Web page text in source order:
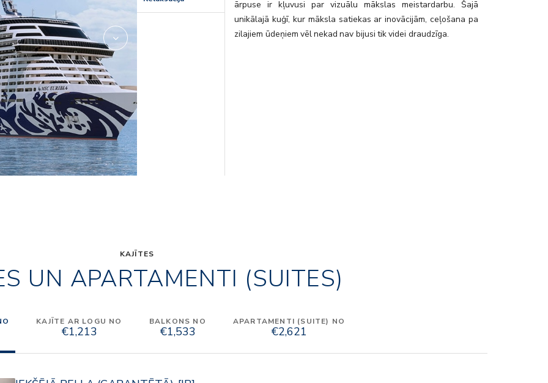
ārpuse ir kļuvusi par vizuālu mākslas meistardarbu. Šajā
unikālajā kuģī, kur māksla satiekas ar inovācijām, ceļošana pa
zilajiem ūdeņiem vēl nekad nav bijusi tik videi draudzīga.
KAJĪTES
UN APARTAMENTI (SUITES)
KAJĪTE AR LOGU NO
€1,213
BALKONS NO
€1,533
APARTAMENTI (SUITE) NO
€2,621